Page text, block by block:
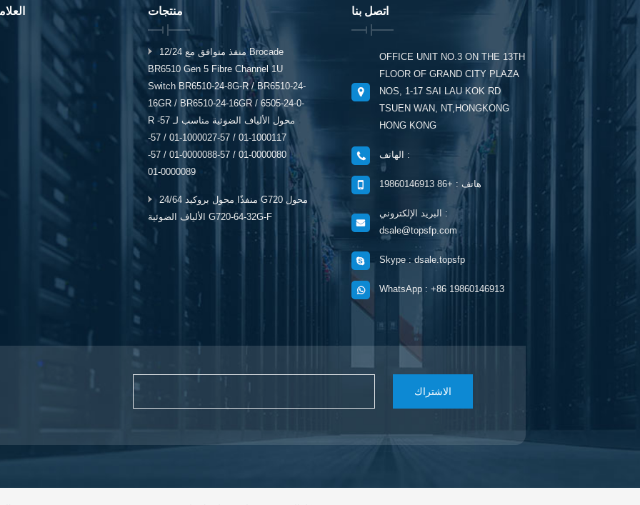
منتجات
12/24 منفذ متوافق مع Brocade
BR6510 Gen 5 Fibre Channel 1U
Switch BR6510-24-8G-R / BR6510-24-
16GR / BR6510-24-16GR / 6505-24-0-
R محول الألياف الضوئية مناسب لـ 57-
1000117-01 / 57-1000027-01 / 57-
0000080-01 / 57-0000088-01 / 57-
0000089-01
24/64 منفذًا محول بروكيد G720 محول
الألياف الضوئية G720-64-32G-F
اتصل بنا
OFFICE UNIT NO.3 ON THE 13TH
FLOOR OF GRAND CITY PLAZA
NOS, 1-17 SAI LAU KOK RD
TSUEN WAN, NT,HONGKONG
HONG KONG
الهاتف :
هاتف : +86 19860146913
البريد الإلكتروني :
dsale@topsfp.com
Skype : dsale.topsfp
WhatsApp : +86 19860146913
الاشتراك